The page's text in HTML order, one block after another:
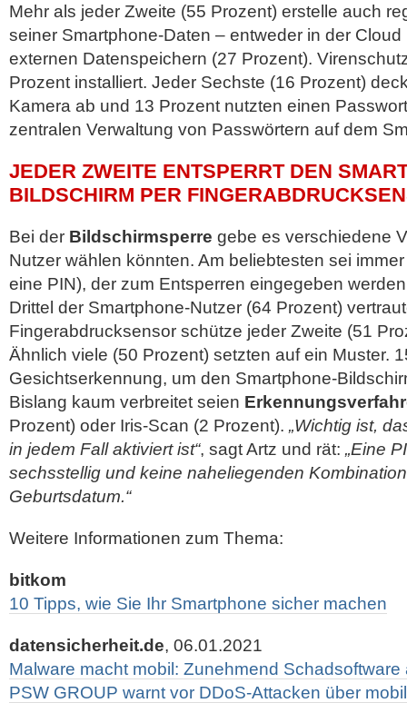
Mehr als jeder Zweite (55 Prozent) erstelle auch
seiner Smartphone-Daten – entweder in der
externen Datenspeichern (27 Prozent).
Prozent installiert. Jeder Sechste (16 Prozent)
Kamera ab und 13 Prozent nutzten einen
zentralen Verwaltung von Passwörtern auf dem
JEDER ZWEITE ENTSPERRT DEN
BILDSCHIRM PER
Bei der Bildschirmsperre gebe es verschiedene
Nutzer wählen könnten. Am beliebtesten sei
eine PIN), der zum Entsperren eingegeben
Drittel der Smartphone-Nutzer (64 Prozent)
Fingerabdrucksensor schütze jeder Zweite (51
Ähnlich viele (50 Prozent) setzten auf ein Muster.
Gesichtserkennung, um den Smartphone-
Bislang kaum verbreitet seien
Prozent) oder Iris-Scan (2 Prozent). „Wichtig ist,
in jedem Fall aktiviert ist“, sagt Artz und rät: „Eine
sechsstellig und keine naheliegenden
Geburtsdatum.“
Weitere Informationen zum Thema:
bitkom
10 Tipps, wie Sie Ihr Smartphone sicher machen
datensicherheit.de, 06.01.2021
Malware macht mobil: Zunehmend Schadsoftware
PSW GROUP warnt vor DDoS-Attacken über